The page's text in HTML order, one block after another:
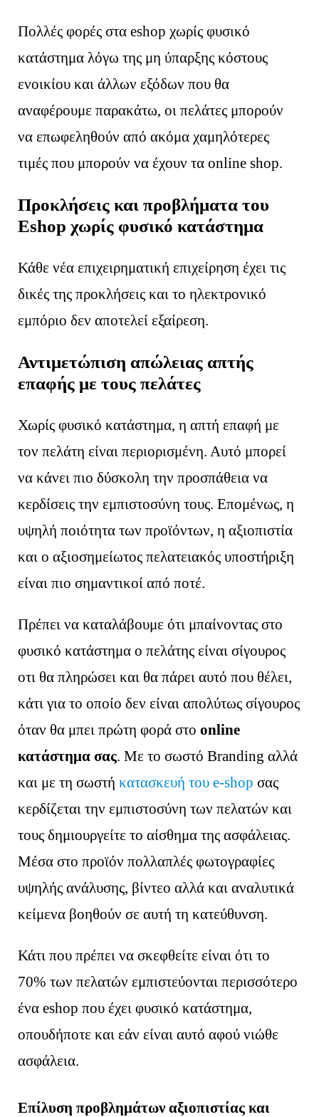
Πολλές φορές στα eshop χωρίς φυσικό
κατάστημα λόγω της μη ύπαρξης κόστους
ενοικίου και άλλων εξόδων που θα
αναφέρουμε παρακάτω, οι πελάτες μπορούν
να επωφεληθούν από ακόμα χαμηλότερες
τιμές που μπορούν να έχουν τα online shop.
Προκλήσεις και προβλήματα του
Eshop χωρίς φυσικό κατάστημα
Κάθε νέα επιχειρηματική επιχείρηση έχει τις
δικές της προκλήσεις και το ηλεκτρονικό
εμπόριο δεν αποτελεί εξαίρεση.
Αντιμετώπιση απώλειας απτής
επαφής με τους πελάτες
Χωρίς φυσικό κατάστημα, η απτή επαφή με
τον πελάτη είναι περιορισμένη. Αυτό μπορεί
να κάνει πιο δύσκολη την προσπάθεια να
κερδίσεις την εμπιστοσύνη τους. Επομένως, η
υψηλή ποιότητα των προϊόντων, η αξιοπιστία
και ο αξιοσημείωτος πελατειακός υποστήριξη
είναι πιο σημαντικοί από ποτέ.
Πρέπει να καταλάβουμε ότι μπαίνοντας στο
φυσικό κατάστημα ο πελάτης είναι σίγουρος
οτι θα πληρώσει και θα πάρει αυτό που θέλει,
κάτι για το οποίο δεν είναι απολύτως σίγουρος
όταν θα μπει πρώτη φορά στοonline
κατάστημα σας. Με το σωστό Branding αλλά
και με τη σωστήκατασκευή του e-shop σας
κερδίζεται την εμπιστοσύνη των πελατών και
τους δημιουργείτε το αίσθημα της ασφάλειας.
Μέσα στο προϊόν πολλαπλές φωτογραφίες
υψηλής ανάλυσης, βίντεο αλλά και αναλυτικά
κείμενα βοηθούν σε αυτή τη κατεύθυνση.
Κάτι που πρέπει να σκεφθείτε είναι ότι το
70% των πελατών εμπιστεύονται περισσότερο
ένα eshop που έχει φυσικό κατάστημα,
οπουδήποτε και εάν είναι αυτό αφού νιώθε
ασφάλεια.
Επίλυση προβλημάτων αξιοπιστίας και